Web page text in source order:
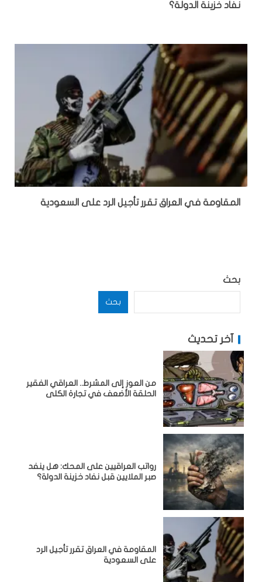
نفاد خزينة الدولة؟
المقاومة في العراق تقرر تأجيل الرد على السعودية
بحث
بحث
آخر تحديث
من العوز إلى المشرط.. العراقي الفقير
الحلقة الأضعف في تجارة الكلى
رواتب العراقيين على المحك: هل ينفد
صبر الملايين قبل نفاد خزينة الدولة؟
المقاومة في العراق تقرر تأجيل الرد
على السعودية